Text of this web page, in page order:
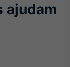
ajudam